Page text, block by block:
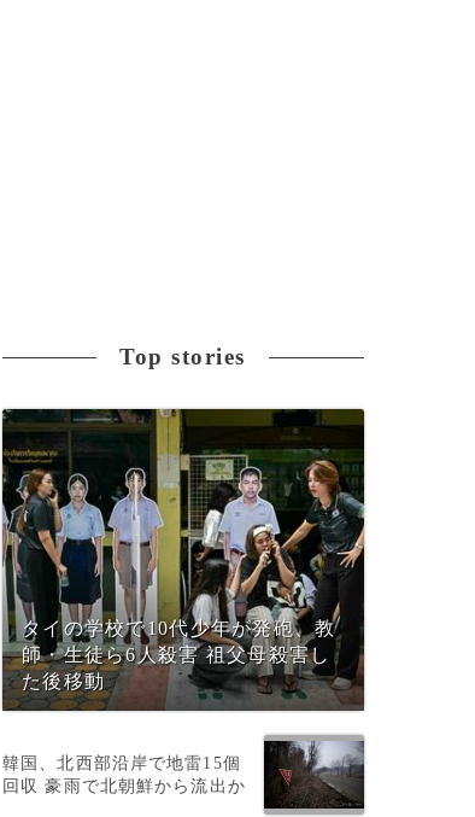
Top stories
タイの学校で10代少年が発砲、教
師・生徒ら6人殺害 祖父母殺害し
た後移動
韓国、北西部沿岸で地雷15個
回収 豪雨で北朝鮮から流出か